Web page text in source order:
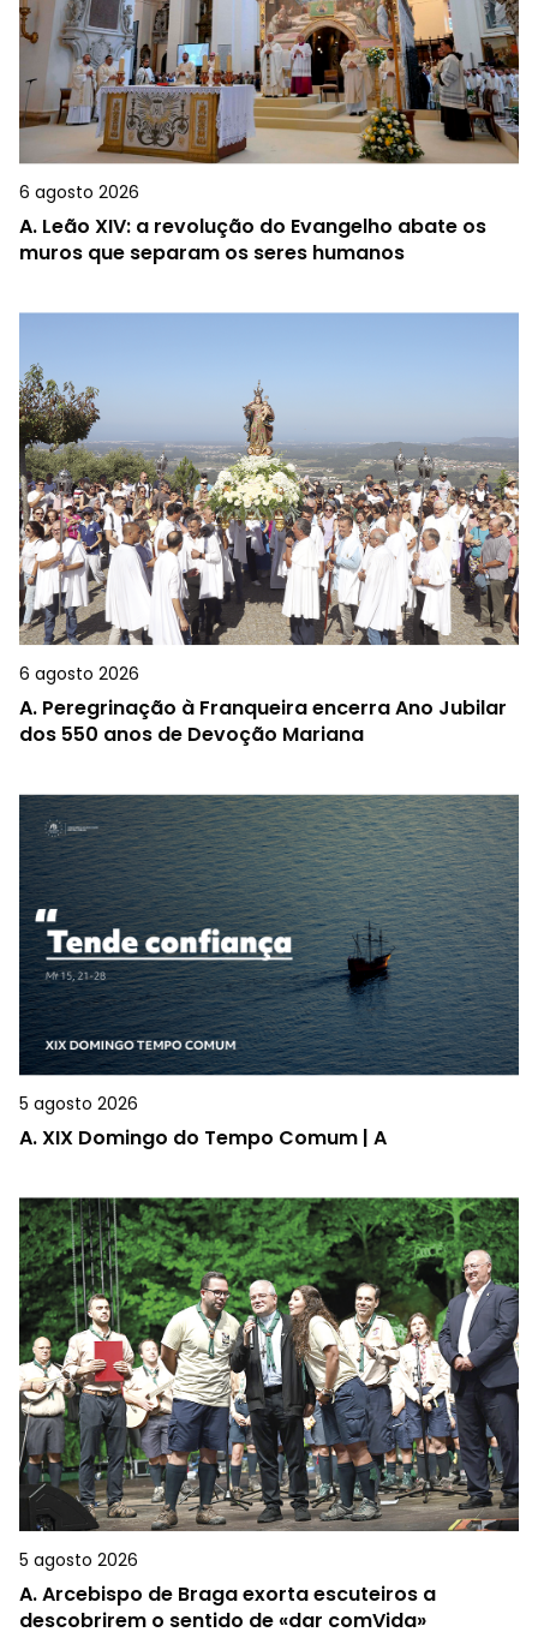
6 agosto 2026
A. Leão XIV: a revolução do Evangelho abate os
muros que separam os seres humanos
6 agosto 2026
A. Peregrinação à Franqueira encerra Ano Jubilar
dos 550 anos de Devoção Mariana
5 agosto 2026
A.XIX Domingo do Tempo Comum | A
5 agosto 2026
A.Arcebispo de Braga exorta escuteiros a
descobrirem o sentido de «dar comVida»